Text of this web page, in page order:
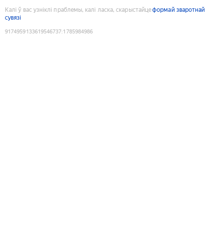
Калі ў вас узніклі праблемы, калі ласка, скарыстайцеформай зваротнай
сувязі
9174959133619546737:1785984986